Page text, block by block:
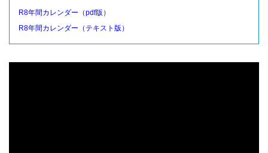
R8年間カレンダー（pdf版）
R8年間カレンダー（テキスト版）